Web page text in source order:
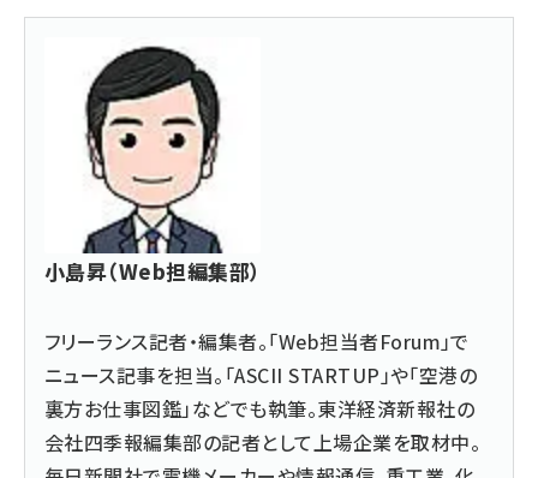
小島昇（Web担編集部）
フリーランス記者・編集者。「Web担当者Forum」で
ニュース記事を担当。「ASCII STARTUP」や「空港の
裏方お仕事図鑑」などでも執筆。東洋経済新報社の
会社四季報編集部の記者として上場企業を取材中。